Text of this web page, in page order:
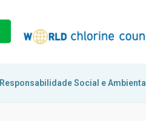
Responsabilidade Social e Ambiental